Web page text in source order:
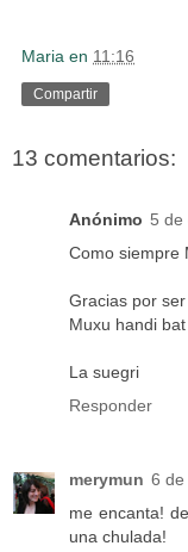
Maria en 11:16
Compartir
13 comentarios:
Anónimo 5 de
Como siempre
Gracias por
Muxu handi bat
La suegri
Responder
merymun 6 de
me encanta!
una chulada!